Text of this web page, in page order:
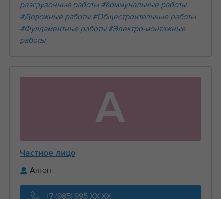
разгрузочные работы #Коммунальные работы
#Дорожные работы #Общестроительные работы
#Фундаментные работы #Электро-монтажные
работы
А
Частное лицо
Антон
+7 (985) 995-XX-XX